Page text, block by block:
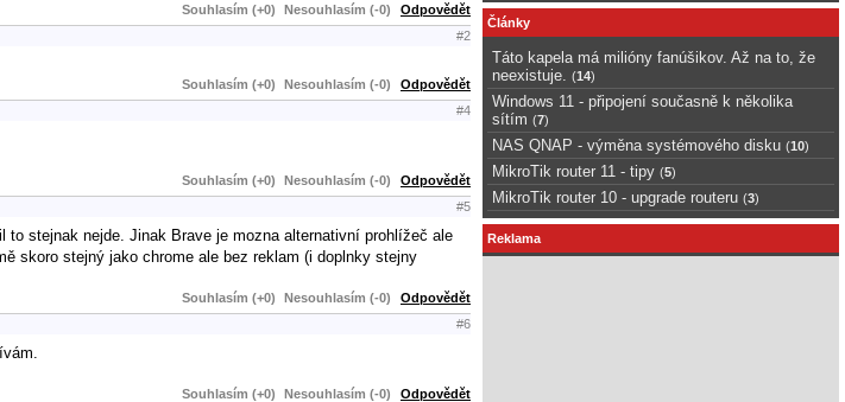
Souhlasím (+0) Nesouhlasím (-0) Odpovědět
#2
Souhlasím (+0) Nesouhlasím (-0) Odpovědět
#4
Souhlasím (+0) Nesouhlasím (-0) Odpovědět
#5
stejnak nejde. Jinak Brave je mozna alternativní prohlížeč ale
skoro stejný jako chrome ale bez reklam (i doplnky stejny
Souhlasím (+0) Nesouhlasím (-0) Odpovědět
#6
Souhlasím (+0) Nesouhlasím (-0) Odpovědět
Články
Táto kapela má milióny fanúšikov. Až na to, že
neexistuje.
(14)
Windows 11 - připojení současně k několika
sítím (7)
NAS QNAP - výměna systémového disku (10)
MikroTik router 11 - tipy (5)
MikroTik router 10 - upgrade routeru (3)
Reklama